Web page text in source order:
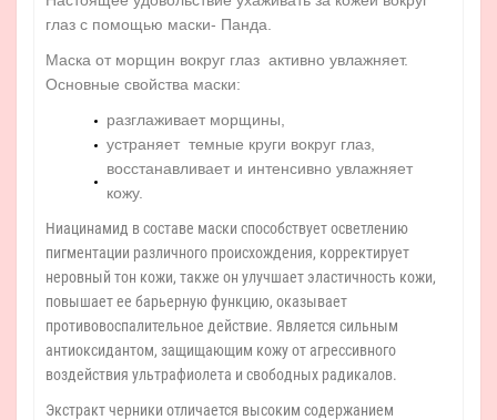
глаз с помощью маски- Панда.
Маска от морщин вокруг глаз активно увлажняет.
Основные свойства маски:
разглаживает морщины,
устраняет темные круги вокруг глаз,
восстанавливает и интенсивно увлажняет
кожу.
Ниацинамид в составе маски способствует осветлению
пигментации различного происхождения, корректирует
неровный тон кожи, также он улучшает эластичность кожи,
повышает ее барьерную функцию, оказывает
противовоспалительное действие. Является сильным
антиоксидантом, защищающим кожу от агрессивного
воздействия ультрафиолета и свободных радикалов.
Экстракт черники отличается высоким содержанием